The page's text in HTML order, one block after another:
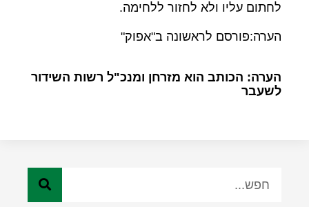
לחתום עליו ולא לחזור ללחימה.
הערה:פורסם לראשונה ב"אפוק"
הערה: הכותב הוא מזרחן ומנכ"ל רשות השידור
לשעבר